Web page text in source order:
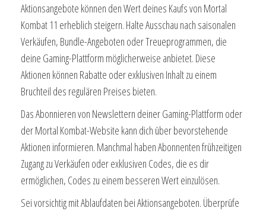
Aktionsangebote können den Wert deines Kaufs von Mortal
Kombat 11 erheblich steigern. Halte Ausschau nach saisonalen
Verkäufen, Bundle-Angeboten oder Treueprogrammen, die
deine Gaming-Plattform möglicherweise anbietet. Diese
Aktionen können Rabatte oder exklusiven Inhalt zu einem
Bruchteil des regulären Preises bieten.
Das Abonnieren von Newslettern deiner Gaming-Plattform oder
der Mortal Kombat-Website kann dich über bevorstehende
Aktionen informieren. Manchmal haben Abonnenten frühzeitigen
Zugang zu Verkäufen oder exklusiven Codes, die es dir
ermöglichen, Codes zu einem besseren Wert einzulösen.
Sei vorsichtig mit Ablaufdaten bei Aktionsangeboten. Überprüfe